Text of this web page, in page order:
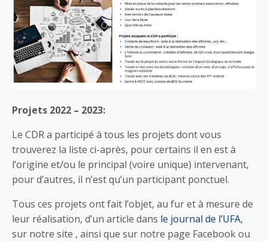
Projets 2022 – 2023:
Le CDR a participé à tous les projets dont vous
trouverez la liste ci-après, pour certains il en est à
l’origine et/ou le principal (voire unique) intervenant,
pour d’autres, il n’est qu’un participant ponctuel.
Tous ces projets ont fait l’objet, au fur et à mesure de
leur réalisation, d’un article dans le journal de l’UFA,
sur notre site , ainsi que sur notre page Facebook ou